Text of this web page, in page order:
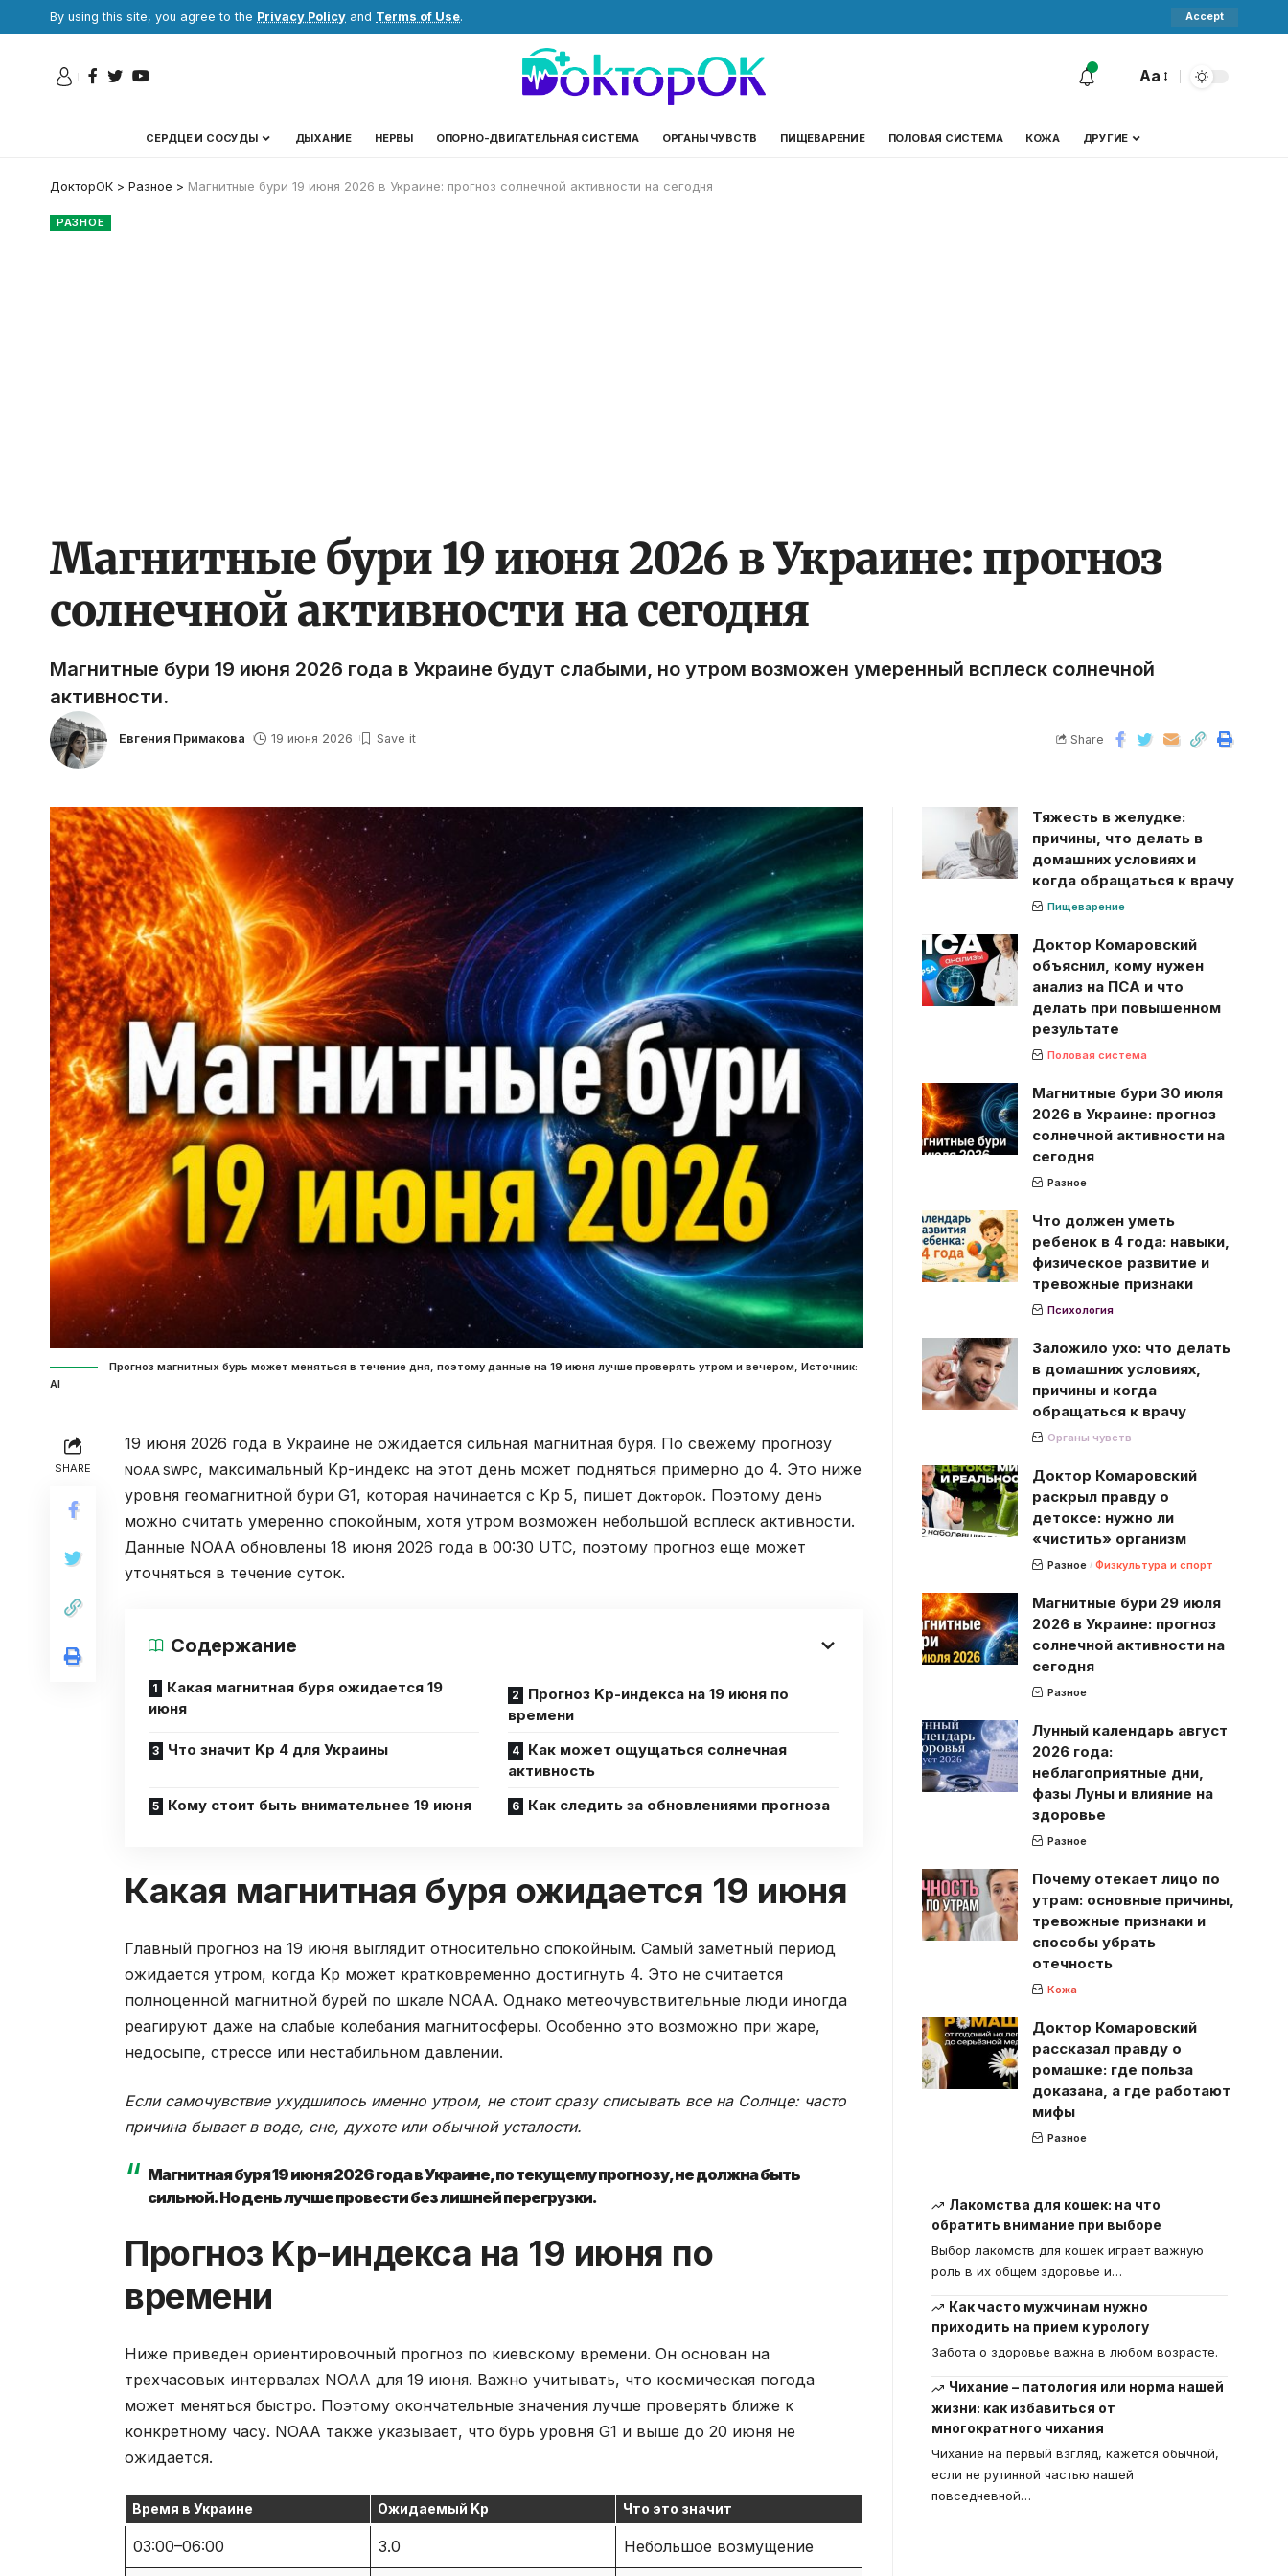
By using this site, you agree to the Privacy Policy and Terms of Use. Accept
Aa
СЕРДЦЕ И СОСУДЫ ДЫХАНИЕ НЕРВЫ ОПОРНО-ДВИГАТЕЛЬНАЯ СИСТЕМА ОРГАНЫ ЧУВСТВ ПИЩЕВАРЕНИЕ ПОЛОВАЯ СИСТЕМА КОЖА ДРУГИЕ
ДокторОК > Разное > Магнитные бури 19 июня 2026 в Украине: прогноз солнечной активности на сегодня
РАЗНОЕ
Магнитные бури 19 июня 2026 в Украине: прогноз
солнечной активности на сегодня
Магнитные бури 19 июня 2026 года в Украине будут слабыми, но утром возможен умеренный всплеск солнечной
активности.
Евгения Примакова 19 июня 2026 Share
Прогноз магнитных бурь может меняться в течение дня, поэтому данные на 19 июня лучше проверять утром и вечером, Источник:
Al
SHARE
19 июня 2026 года в Украине не ожидается сильная магнитная буря. По свежему прогнозу
NOAA SWPC, максимальный Kp-индекс на этот день может подняться примерно до 4. Это ниже
уровня геомагнитной бури G1, которая начинается с Kp 5, пишет ДокторОК. Поэтому день
можно считать умеренно спокойным, хотя утром возможен небольшой всплеск активности.
Данные NOAA обновлены 18 июня 2026 года в 00:30 UTC, поэтому прогноз еще может
уточняться в течение суток.
Содержание
Какая магнитная буря ожидается 19
июня
Прогноз Kp-индекса на 19 июня по
времени
Что значит Kp 4 для Украины
Как может ощущаться солнечная
активность
Кому стоит быть внимательнее 19 июня
Как следить за обновлениями прогноза
Какая магнитная буря ожидается 19 июня
Главный прогноз на 19 июня выглядит относительно спокойным. Самый заметный период
ожидается утром, когда Kp может кратковременно достигнуть 4. Это не считается
полноценной магнитной бурей по шкале NOAA. Однако метеочувствительные люди иногда
реагируют даже на слабые колебания магнитосферы. Особенно это возможно при жаре,
недосыпе, стрессе или нестабильном давлении.
Если самочувствие ухудшилось именно утром, не стоит сразу списывать все на Солнце: часто
причина бывает в воде, сне, духоте или обычной усталости.
Магнитная буря 19 июня 2026 года в Украине, по текущему прогнозу, не должна быть
сильной. Но день лучше провести без лишней перегрузки.
Прогноз Kp-индекса на 19 июня по
времени
Ниже приведен ориентировочный прогноз по киевскому времени. Он основан на
трехчасовых интервалах NOAA для 19 июня. Важно учитывать, что космическая погода
может меняться быстро. Поэтому окончательные значения лучше проверять ближе к
конкретному часу. NOAA также указывает, что бурь уровня G1 и выше до 20 июня не
ожидается.
Время в Украине Ожидаемый Kp Что это значит
03:00–06:00 3.0 Небольшое возмущение
Тяжесть в желудке:
причины, что делать в
домашних условиях и
когда обращаться к врачу
Пищеварение
Доктор Комаровский
объяснил, кому нужен
анализ на ПСА и что
делать при повышенном
результате
Половая система
Магнитные бури 30 июля
2026 в Украине: прогноз
солнечной активности на
сегодня
Разное
Что должен уметь
ребенок в 4 года: навыки,
физическое развитие и
тревожные признаки
Психология
Заложило ухо: что делать
в домашних условиях,
причины и когда
обращаться к врачу
Органы чувств
Доктор Комаровский
раскрыл правду о
детоксе: нужно ли
«чистить» организм
Разное Физкультура и спорт
Магнитные бури 29 июля
2026 в Украине: прогноз
солнечной активности на
сегодня
Разное
Лунный календарь август
2026 года:
неблагоприятные дни,
фазы Луны и влияние на
здоровье
Разное
Почему отекает лицо по
утрам: основные причины,
тревожные признаки и
способы убрать
отечность
Кожа
Доктор Комаровский
рассказал правду о
ромашке: где польза
доказана, а где работают
мифы
Разное
Лакомства для кошек: на что
обратить внимание при выборе
Выбор лакомств для кошек играет важную
роль в их общем здоровье и…
Как часто мужчинам нужно
приходить на прием к урологу
Забота о здоровье важна в любом возрасте.
Чихание – патология или норма нашей
жизни: как избавиться от
многократного чихания
Чихание на первый взгляд, кажется обычной,
если не рутинной частью нашей
повседневной…